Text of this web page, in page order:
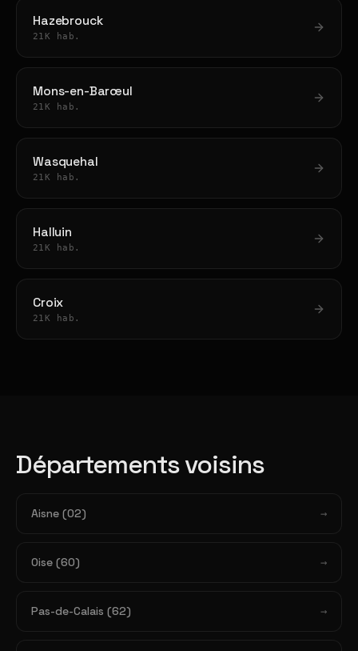
Hazebrouck
21K hab.
Mons-en-Barœul
21K hab.
Wasquehal
21K hab.
Halluin
21K hab.
Croix
21K hab.
Départements voisins
Aisne (02)
Oise (60)
Pas-de-Calais (62)